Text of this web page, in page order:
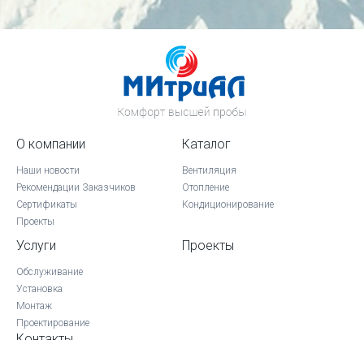
О компании
Наши новости
Рекомендации Заказчиков
Сертификаты
Проекты
Каталог
Вентиляция
Отопление
Кондиционирование
Услуги
Обслуживание
Установка
Монтаж
Проектирование
Проекты